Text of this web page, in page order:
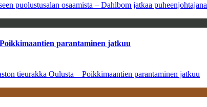
puolustusalan osaamista – Dahlbom jatkaa puheenjohtajana
parantaminen jatkuu
tieurakka Oulusta – Poikkimaantien parantaminen jatkuu